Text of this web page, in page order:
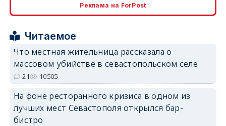
erid: 2SDnjdPjgYS
Реклама на ForPost
Читаемое
Что местная жительница рассказала о
массовом убийстве в севастопольском селе
21 10505
На фоне ресторанного кризиса в одном из
лучших мест Севастополя открылся бар-
бистро